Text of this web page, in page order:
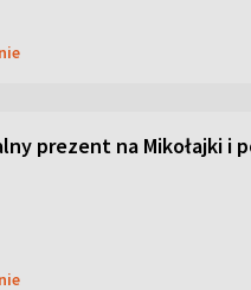
prezent na Mikołajki i